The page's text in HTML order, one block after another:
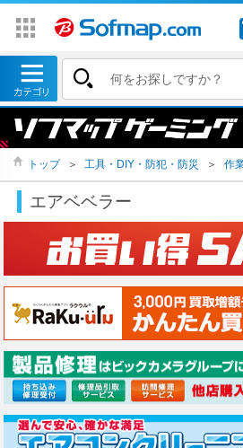
トップ ＞ 工具・DIY・防犯・防災 ＞ 作
エアベベラー